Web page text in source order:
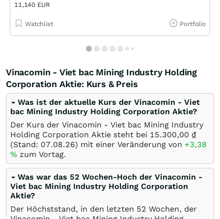
11,140 EUR
Watchlist Portfolio
Vinacomin - Viet bac Mining Industry Holding
Corporation Aktie: Kurs & Preis
Was ist der aktuelle Kurs der Vinacomin - Viet
bac Mining Industry Holding Corporation Aktie?
Der Kurs der Vinacomin - Viet bac Mining Industry
Holding Corporation Aktie steht bei 15.300,00 ₫
(Stand: 07.08.26) mit einer Veränderung von +3,38
% zum Vortag.
Was war das 52 Wochen-Hoch der Vinacomin -
Viet bac Mining Industry Holding Corporation
Aktie?
Der Höchststand, in den letzten 52 Wochen, der